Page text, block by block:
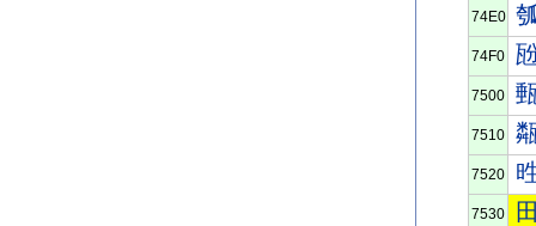
74E0
74F0
7500
7510
7520
7530